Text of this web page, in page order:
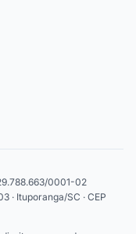
0001-02
· Ituporanga/SC · CEP